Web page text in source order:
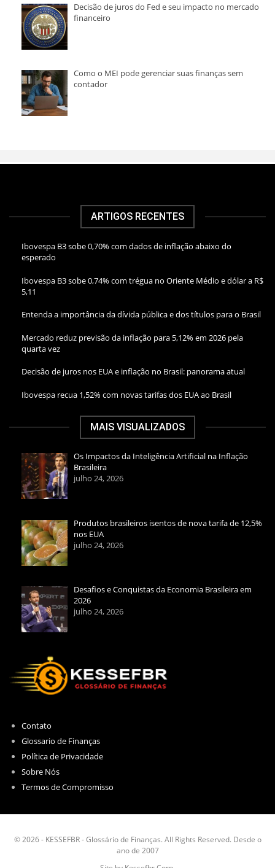
Decisão de juros do Fed e seu impacto no mercado
financeiro
Como o MEI pode gerenciar suas finanças sem
contador
ARTIGOS RECENTES
Ibovespa B3 sobe 0,70% com dados de inflação abaixo do
esperado
Ibovespa B3 sobe 0,74% com trégua no Oriente Médio e dólar a R$
5,11
Entenda a importância da dívida pública e dos títulos para o Brasil
Mercado reduz previsão da inflação para 5,12% em 2026 pela
quarta vez
Decisão de juros nos EUA e inflação no Brasil: panorama atual
Ibovespa recua 1,52% com novas tarifas dos EUA ao Brasil
MAIS VISUALIZADOS
Os Impactos da Inteligência Artificial na Inflação
Brasileira
julho 24, 2026
Produtos brasileiros isentos de nova tarifa de 12,5%
nos EUA
julho 24, 2026
Desafios e Conquistas da Economia Brasileira em
2026
julho 24, 2026
Contato
Glossario de Finanças
Política de Privacidade
Sobre Nós
Termos de Compromisso
© 2026 - KESSEFBR - Glossário de Finanças. All Rights Reserved. Desde o
ano de 2007